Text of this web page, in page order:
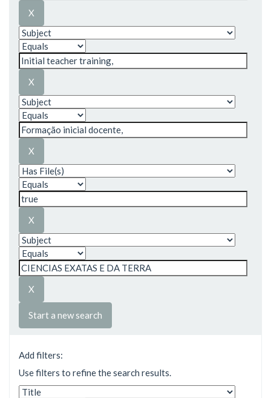
Start a new search
Add filters:
Use filters to refine the search results.